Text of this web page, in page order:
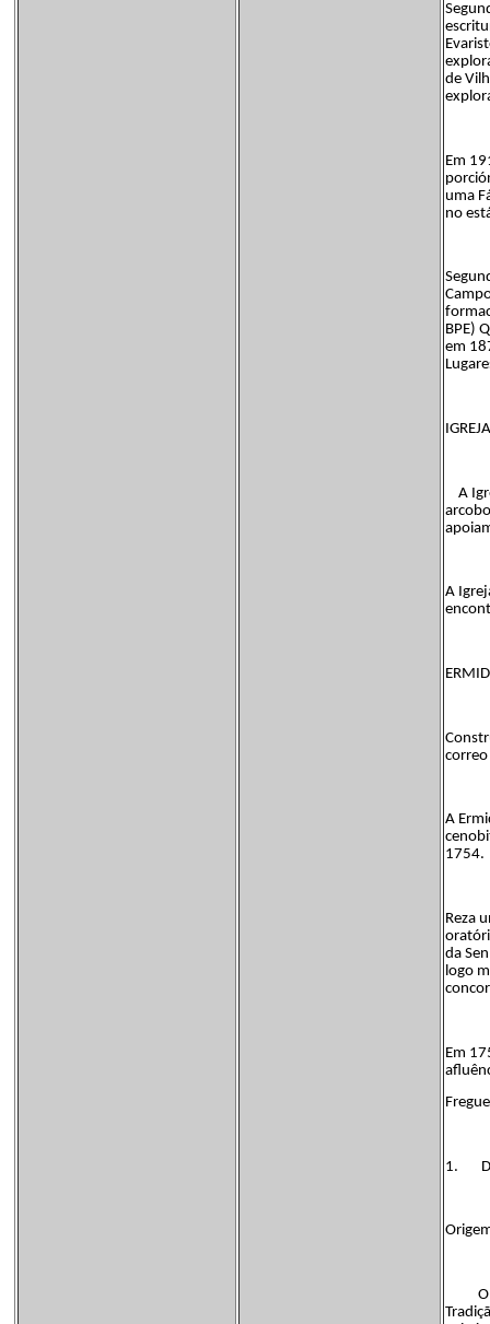
de
Em
uma
no
BPE)
em
A
A
correo
A
1754.
Reza
da
logo
Em
1.
O